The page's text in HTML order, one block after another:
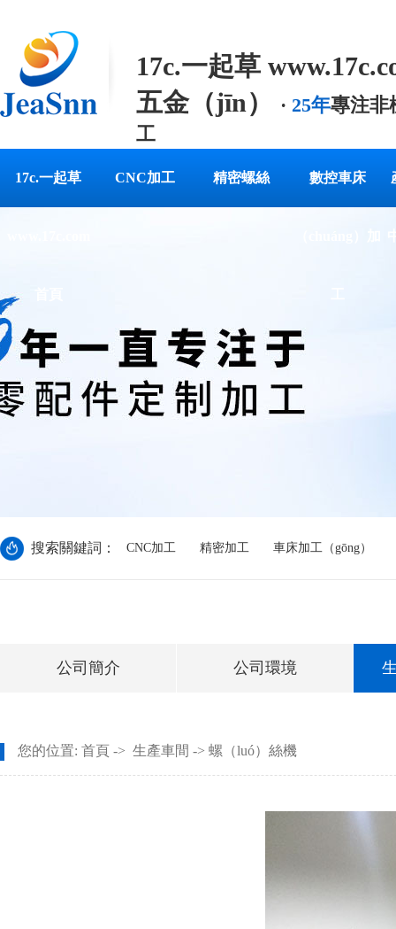
17c.一起草
五金（jīn）
· 25年專注非
工
17c.一起草 CNC加工 精密螺絲 數控車床
搜索關鍵詞： CNC加工 精密加工 車床加工（gōng）
公司簡介 公司環境
您的位置: 首頁 -> 生產車間 -> 螺（luó）絲機